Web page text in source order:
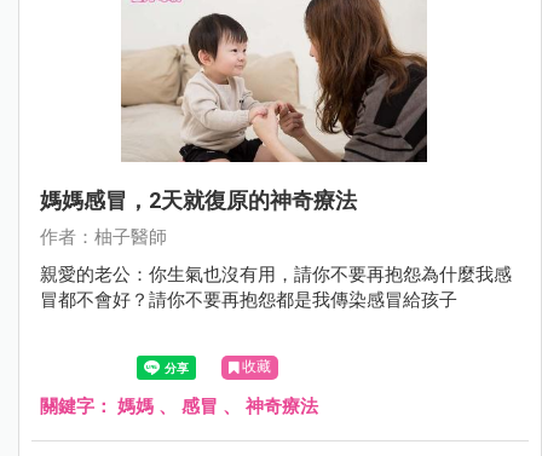
媽媽感冒，2天就復原的神奇療法
作者：柚子醫師
親愛的老公：你生氣也沒有用，請你不要再抱怨為什麼我感
冒都不會好？請你不要再抱怨都是我傳染感冒給孩子
收藏
關鍵字： 媽媽 、 感冒 、 神奇療法